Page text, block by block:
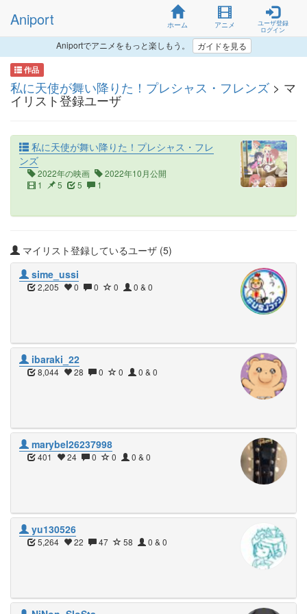
Aniport ホーム アニメ
ユーザ登録
ログイン
Aniportでアニメをもっと楽しもう。 ガイドを見る
作品
私に天使が舞い降りた！プレシャス・フレンズ > マ
イリスト登録ユーザ
私に天使が舞い降りた！プレシャス・フレ
ンズ
2022年の映画
2022年10月公開
1
5 5 1
マイリスト登録しているユーザ (5)
sime_ussi
2,205 0 0 0 0 & 0
ibaraki_22
8,044 28 0 0 0 & 0
marybel26237998
401 24 0 0 0 & 0
yu130526
5,264 22 47 58 0 & 0